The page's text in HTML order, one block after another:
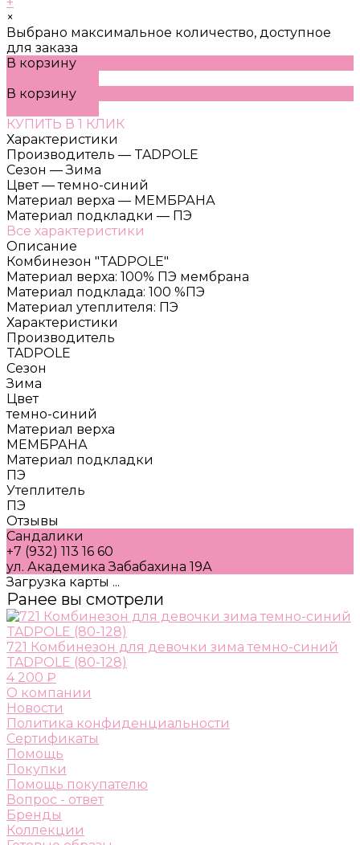
×
Выбрано максимальное количество, доступное
для заказа
В корзину
В корзину
КУПИТЬ В 1 КЛИК
Характеристики
Производитель — TADPOLE
Сезон — Зима
Цвет — темно-синий
Материал верха — МЕМБРАНА
Материал подкладки — ПЭ
Все характеристики
Описание
Комбинезон "TADPOLE"
Материал верха: 100% ПЭ мембрана
Материал подклада: 100 %ПЭ
Материал утеплителя: ПЭ
Характеристики
Производитель
TADPOLE
Сезон
Зима
Цвет
темно-синий
Материал верха
МЕМБРАНА
Материал подкладки
ПЭ
Утеплитель
ПЭ
Отзывы
Сандалики
+7 (932) 113 16 60
ул. Академика Забабахина 19А
Загрузка карты ...
Ранее вы смотрели
721 Комбинезон для девочки зима темно-синий
TADPOLE (80-128)
4 200 ₽
О компании
Новости
Политика конфиденциальности
Сертификаты
Помощь
Покупки
Помощь покупателю
Вопрос - ответ
Бренды
Коллекции